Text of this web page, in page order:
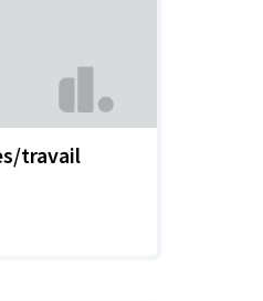
travail